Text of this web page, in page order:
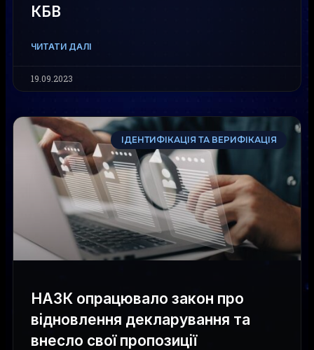
КБВ
ЧИТАТИ ДАЛІ
19.09.2023
ІДЕНТИФІКАЦІЯ ТА ВЕРИФІКАЦІЯ
НАЗК опрацювало закон про
відновлення декларування та
внесло свої пропозиції